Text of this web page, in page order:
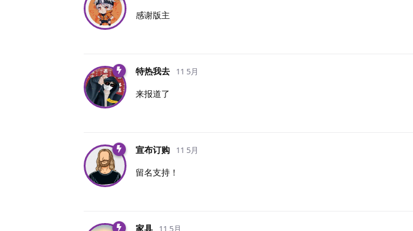
感谢版主
特热我去 11 5月
来报道了
宣布订购 11 5月
留名支持！
家具 11 5月